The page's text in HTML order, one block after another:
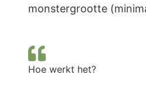
monstergrootte
Hoe werkt het?